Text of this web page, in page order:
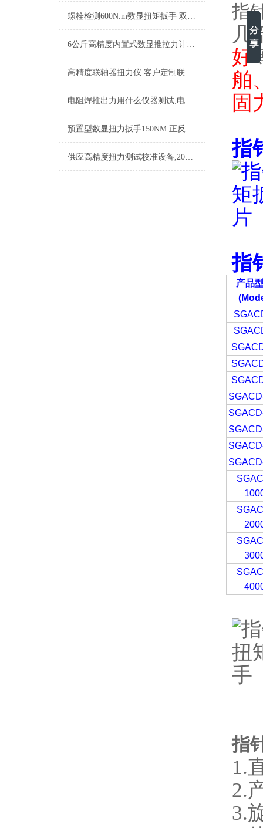
螺栓检测600N.m数显扭矩扳手 双向棘轮600N.m数显扳手品牌
6公斤高精度内置式数显推拉力计,峰值保持小型推拉力计
高精度联轴器扭力仪 客户定制联轴器扭矩检测设备 智能化联轴器扭矩测量仪
电阻焊推出力用什么仪器测试,电阻焊用微型压力测试仪
预置型数显扭力扳手150NM 正反都可以用的扭力扳手 手动扭力扳手高精度型号
供应高精度扭力测试校准设备,200N.m扭力测试校准设备
指
几
好
舶
固
指
指
产品
指
1.
2.
3.